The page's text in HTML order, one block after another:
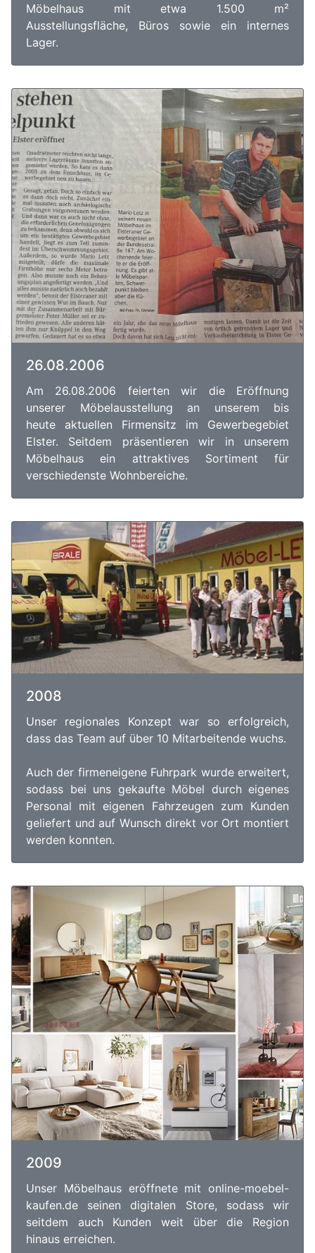
Möbelhaus mit etwa 1.500 m²
Ausstellungsfläche, Büros sowie ein internes
Lager.
26.08.2006
Am 26.08.2006 feierten wir die Eröffnung
unserer Möbelausstellung an unserem bis
heute aktuellen Firmensitz im Gewerbegebiet
Elster. Seitdem präsentieren wir in unserem
Möbelhaus ein attraktives Sortiment für
verschiedenste Wohnbereiche.
2008
Unser regionales Konzept war so erfolgreich,
dass das Team auf über 10 Mitarbeitende wuchs.
Auch der firmeneigene Fuhrpark wurde erweitert,
sodass bei uns gekaufte Möbel durch eigenes
Personal mit eigenen Fahrzeugen zum Kunden
geliefert und auf Wunsch direkt vor Ort montiert
werden konnten.
2009
Unser Möbelhaus eröffnete mit online-moebel-
kaufen.de seinen digitalen Store, sodass wir
seitdem auch Kunden weit über die Region
hinaus erreichen.